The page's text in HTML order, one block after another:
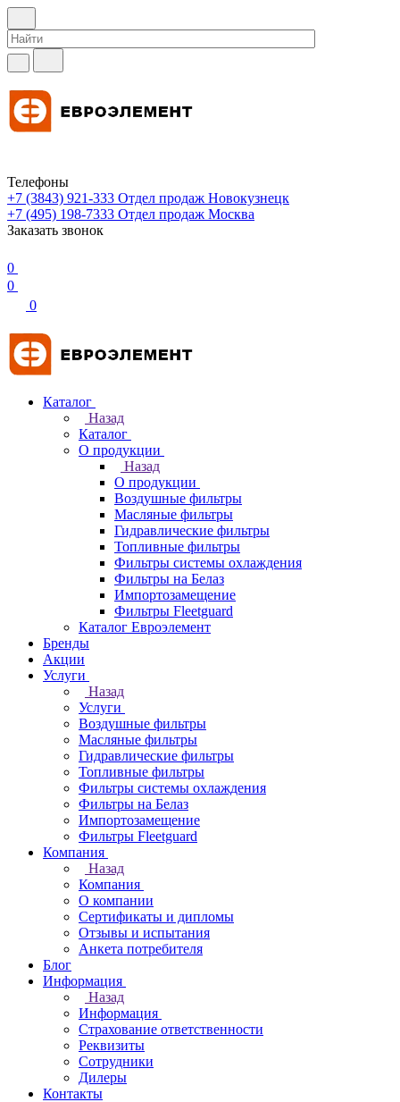
Телефоны
+7 (3843) 921-333 Отдел продаж Новокузнецк
+7 (495) 198-7333 Отдел продаж Москва
Заказать звонок
0
0
0
Каталог
Назад
Каталог
О продукции
Назад
О продукции
Воздушные фильтры
Масляные фильтры
Гидравлические фильтры
Топливные фильтры
Фильтры системы охлаждения
Фильтры на Белаз
Импортозамещение
Фильтры Fleetguard
Каталог Евроэлемент
Бренды
Акции
Услуги
Назад
Услуги
Воздушные фильтры
Масляные фильтры
Гидравлические фильтры
Топливные фильтры
Фильтры системы охлаждения
Фильтры на Белаз
Импортозамещение
Фильтры Fleetguard
Компания
Назад
Компания
О компании
Сертификаты и дипломы
Отзывы и испытания
Анкета потребителя
Блог
Информация
Назад
Информация
Страхование ответственности
Реквизиты
Сотрудники
Дилеры
Контакты